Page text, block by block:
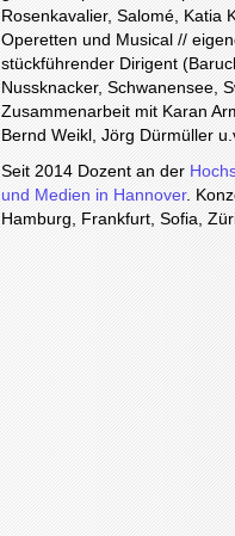
Rosenkavalier, Salomé, Katia
Operetten und Musical //
stückführender Dirigent
Nussknacker, Schwanensee,
Zusammenarbeit mit Karan
Bernd Weikl, Jörg Dürmüller
Seit 2014 Dozent an der
und Medien in Hannover.
Hamburg, Frankfurt, Sofia,